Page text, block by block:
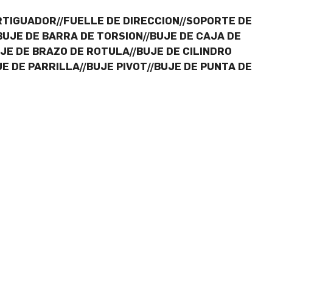
FUELLE DE DIRECCION//SOPORTE DE
DE BARRA DE TORSION//BUJE DE CAJA DE
DE BRAZO DE ROTULA//BUJE DE CILINDRO
DE PARRILLA//BUJE PIVOT//BUJE DE PUNTA DE